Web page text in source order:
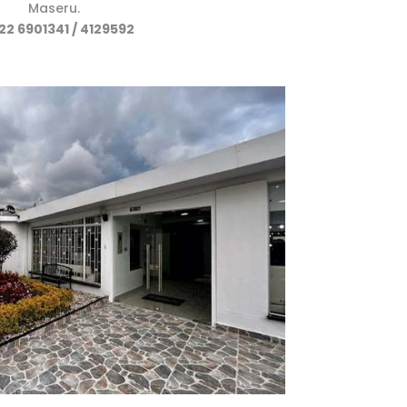
Maseru.
6901341/ 4129592